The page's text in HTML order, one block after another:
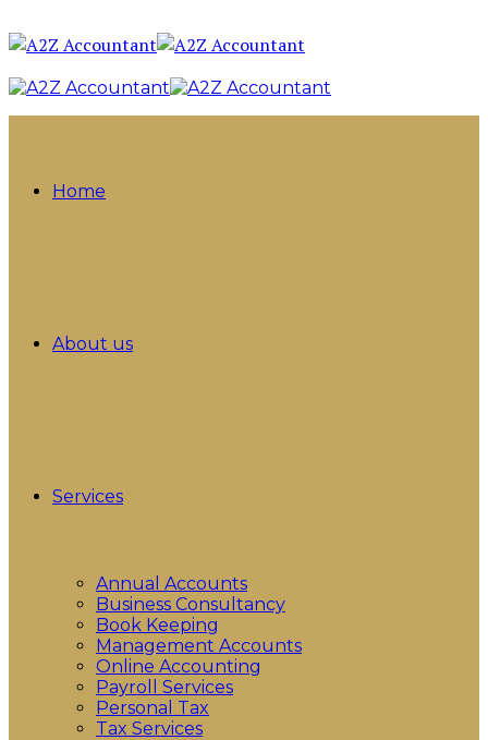
Home
About us
Services
Annual Accounts
Business Consultancy
Book Keeping
Management Accounts
Online Accounting
Payroll Services
Personal Tax
Tax Services